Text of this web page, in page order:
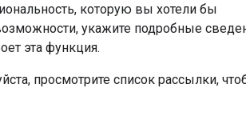
которую вы хотели бы
укажите подробные
эта функция.
просмотрите список рассылки,